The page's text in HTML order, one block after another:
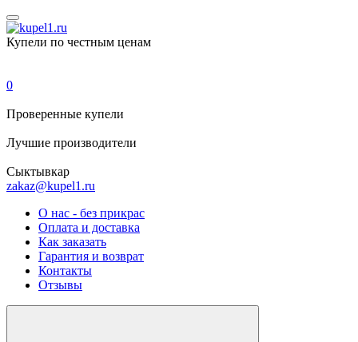
Купели по честным ценам
0
Проверенные купели
Лучшие производители
Сыктывкар
zakaz@kupel1.ru
О нас - без прикрас
Оплата и доставка
Как заказать
Гарантия и возврат
Контакты
Отзывы